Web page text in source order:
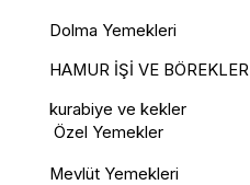
Dolma Yemekleri
HAMUR İŞİ VE BÖREKLER
kurabiye ve kekler
Özel Yemekler
Mevlüt Yemekleri